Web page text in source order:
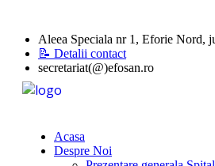
Aleea Speciala nr 1, Eforie Nord,
📝 Detalii contact
secretariat(@)efosan.ro
Acasa
Despre Noi